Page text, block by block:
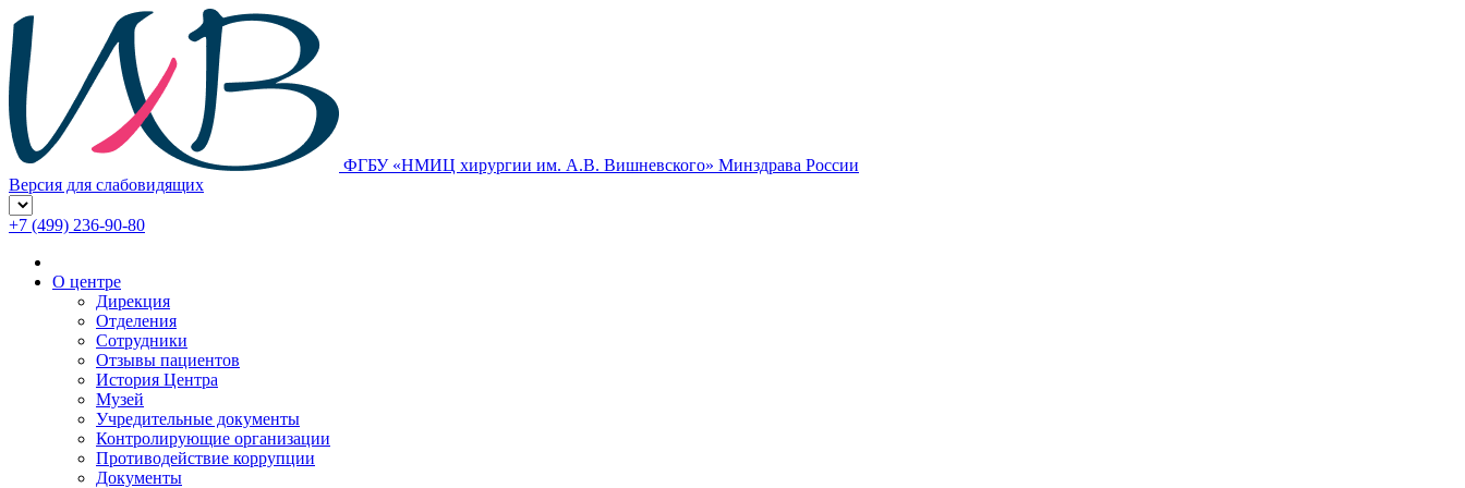
ФГБУ «НМИЦ хирургии им. А.В. Вишневского» Минздрава России
Версия для слабовидящих
+7 (499) 236-90-80
О центре
Дирекция
Отделения
Сотрудники
Отзывы пациентов
История Центра
Музей
Учредительные документы
Контролирующие организации
Противодействие коррупции
Документы